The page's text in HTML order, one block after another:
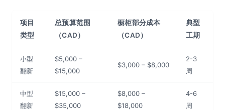
项目
类型
总预算范围
（CAD）
橱柜部分成本
（CAD）
典型
工期
小型
翻新
$5,000 –
$15,000
$3,000 – $8,000
2-3
周
中型
翻新
$15,000 –
$35,000
$8,000 –
$18,000
4-6
周